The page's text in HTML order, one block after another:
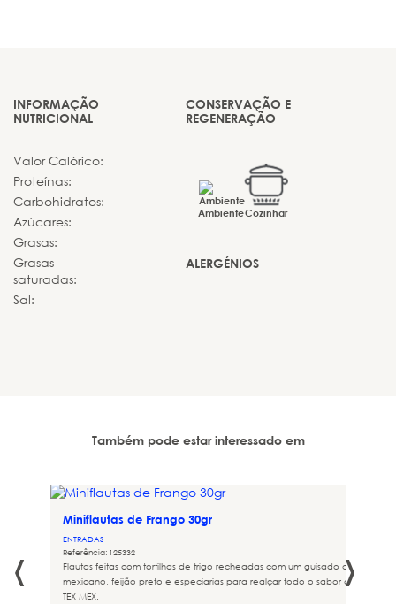
INFORMAÇÃO
NUTRICIONAL
Valor Calórico:
Proteínas:
Carbohidratos:
Azúcares:
Grasas:
Grasas
saturadas:
Sal:
CONSERVAÇÃO E
REGENERAÇÃO
AmbienteCozinhar
ALERGÉNIOS
Também pode estar interessado em
Miniflautas de Frango 30gr
ENTRADAS
Referência: 125332
Flautas feitas com tortilhas de trigo recheadas com um guisado de frango
mexicano, feijão preto e especiarias para realçar todo o sabor da comida
TEX MEX.
‹ ›